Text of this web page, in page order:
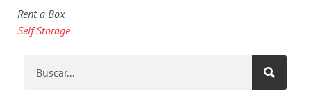
Rent a Box
Self Storage